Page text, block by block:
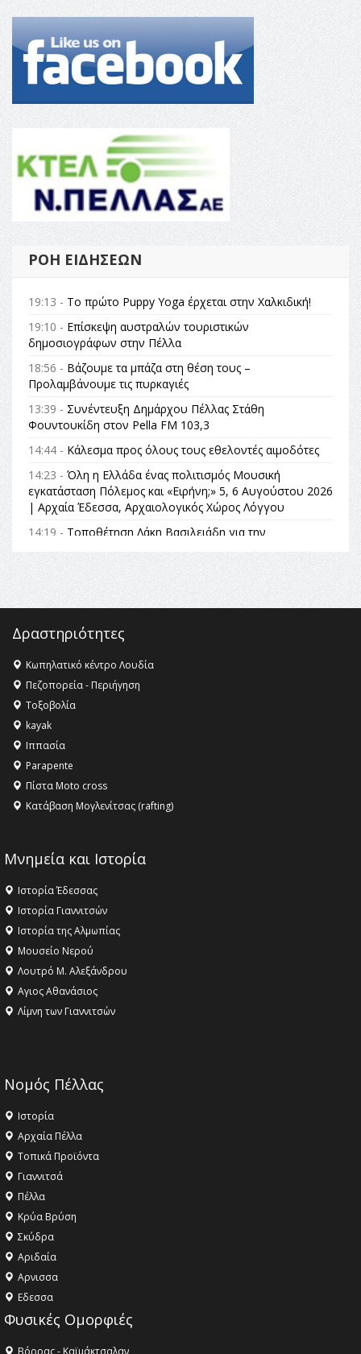
ΡΟΉ ΕΙΔΉΣΕΩΝ
19:13 - Το πρώτο Puppy Yoga έρχεται στην Χαλκιδική!
19:10 - Επίσκεψη αυστραλών τουριστικών
δημοσιογράφων στην Πέλλα
18:56 - Βάζουμε τα μπάζα στη θέση τους –
Προλαμβάνουμε τις πυρκαγιές
13:39 - Συνέντευξη Δημάρχου Πέλλας Στάθη
Φουντουκίδη στον Pella FM 103,3
14:44 - Κάλεσμα προς όλους τους εθελοντές αιμοδότες
14:23 - Όλη η Ελλάδα ένας πολιτισμός Μουσική
εγκατάσταση Πόλεμος και «Ειρήνη;» 5, 6 Αυγούστου 2026
| Αρχαία Έδεσσα, Αρχαιολογικός Χώρος Λόγγου
14:19 - Τοποθέτηση Λάκη Βασιλειάδη για την
Αναθεώρηση του Συντάγματος: «Σε τέτοιες κορυφαίες
θεσμικές διαδικασίες υπάρχει μόνο η ευθύνη απέναντι
στις επόμενες γενιές»
16:35 -Το πρόγραμμα του ΠΑΟΚ στον δεύτερο γύρο του
16:27 - Όλυμπος: Εντάχθηκε στον Κατάλογο Παγκόσμιας
Κληρονομιάς της UNESCO – Ομόφωνη η απόφαση Ο
Όλυμπος αναγνωρίστηκε ως φυσικό και πολιτιστικό
αγαθό εξέχουσας οικουμενικής αξίας για την
ανθρωπότητα
16:18 -
ΣΤΗΝ ΕΔΕΣΣΑ
Δραστηριότητες
Κωπηλατικό κέντρο Λουδία
Πεζοπορεία - Περιήγηση
Τοξοβολία
kayak
Ιππασία
Parapente
Πίστα Moto cross
Κατάβαση Μογλενίτσας (rafting)
Μνημεία και Ιστορία
Ιστορία Έδεσσας
Ιστορία Γιαννιτσών
Ιστορία της Αλμωπίας
Μουσείο Νερού
Λουτρό Μ. Αλεξάνδρου
Αγιος Αθανάσιος
Λίμνη των Γιαννιτσών
Νομός Πέλλας
Ιστορία
Αρχαία Πέλλα
Τοπικά Προϊόντα
Γιαννιτσά
Πέλλα
Κρύα Βρύση
Σκύδρα
Αριδαία
Aρνισσα
Eδεσσα
Φυσικές Ομορφιές